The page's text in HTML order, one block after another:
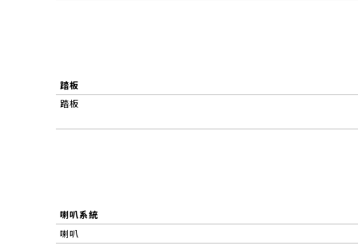
踏板
踏板
喇叭系統
喇叭